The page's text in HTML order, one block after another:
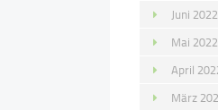
Juni 2022
Mai 2022
April
März